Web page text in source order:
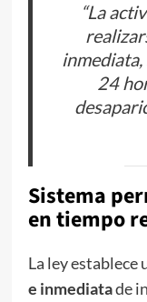
“La
24
Sistema
en tiempo
La ley establece
e inmediatade